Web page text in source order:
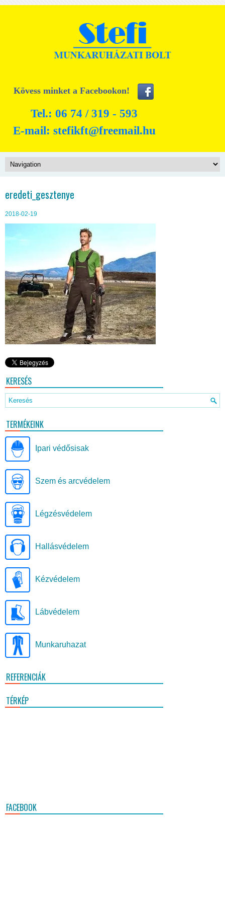
Kövess minket a Facebookon!
Tel.: 06 74 / 319 - 593
E-mail: stefikft@freemail.hu
eredeti_gesztenye
2018-02-19
KERESÉS
TERMÉKEINK
Ipari védősisak
Szem és arcvédelem
Légzésvédelem
Hallásvédelem
Kézvédelem
Lábvédelem
Munkaruhazat
REFERENCIÁK
TÉRKÉP
FACEBOOK